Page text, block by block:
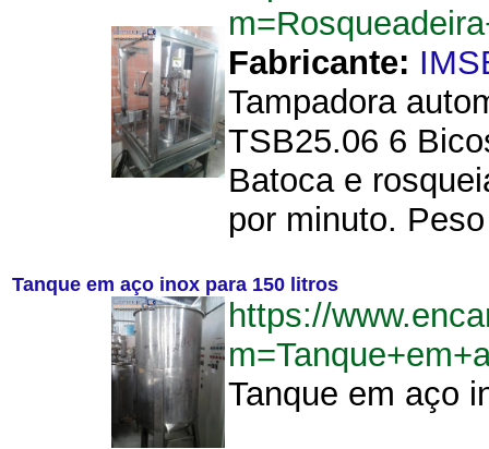
Fabricante:
Tampadora
TSB25.06 6
Batoca e
por minuto.
Tanque em aço inox para 150 litros
https://
Tanque em aço